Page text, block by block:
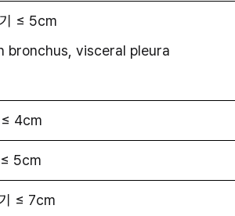
≤ 5cm
bronchus, visceral pleura
4cm
5cm
≤ 7cm